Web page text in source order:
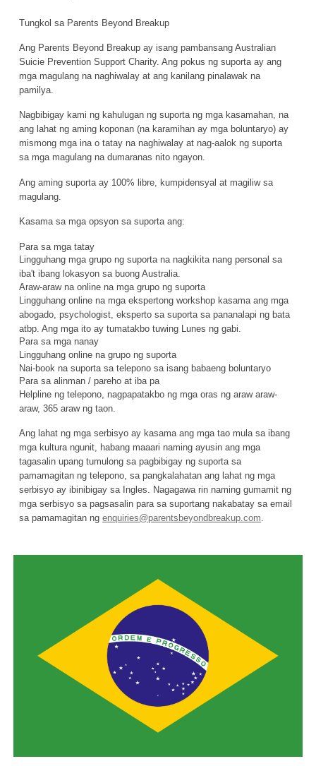
Tungkol sa Parents Beyond Breakup
Ang Parents Beyond Breakup ay isang pambansang Australian
Suicie Prevention Support Charity. Ang pokus ng suporta ay ang
mga magulang na naghiwalay at ang kanilang pinalawak na
pamilya.
Nagbibigay kami ng kahulugan ng suporta ng mga kasamahan, na
ang lahat ng aming koponan (na karamihan ay mga boluntaryo) ay
mismong mga ina o tatay na naghiwalay at nag-aalok ng suporta
sa mga magulang na dumaranas nito ngayon.
Ang aming suporta ay 100% libre, kumpidensyal at magiliw sa
magulang.
Kasama sa mga opsyon sa suporta ang:
Para sa mga tatay
Lingguhang mga grupo ng suporta na nagkikita nang personal sa
iba't ibang lokasyon sa buong Australia.
Araw-araw na online na mga grupo ng suporta
Lingguhang online na mga ekspertong workshop kasama ang mga
abogado, psychologist, eksperto sa suporta sa pananalapi ng bata
atbp. Ang mga ito ay tumatakbo tuwing Lunes ng gabi.
Para sa mga nanay
Lingguhang online na grupo ng suporta
Nai-book na suporta sa telepono sa isang babaeng boluntaryo
Para sa alinman / pareho at iba pa
Helpline ng telepono, nagpapatakbo ng mga oras ng araw araw-
araw, 365 araw ng taon.
Ang lahat ng mga serbisyo ay kasama ang mga tao mula sa ibang
mga kultura ngunit, habang maaari naming ayusin ang mga
tagasalin upang tumulong sa pagbibigay ng suporta sa
pamamagitan ng telepono, sa pangkalahatan ang lahat ng mga
serbisyo ay ibinibigay sa Ingles. Nagagawa rin naming gumamit ng
mga serbisyo sa pagsasalin para sa suportang nakabatay sa email
sa pamamagitan ngenquiries@parentsbeyondbreakup.com.